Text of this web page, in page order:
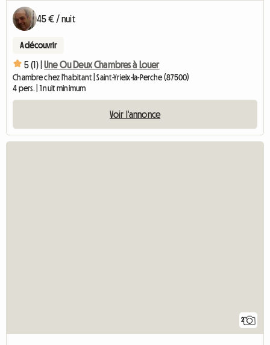
45 € / nuit
A découvrir
5 (1) | Une Ou Deux Chambres à Louer
Chambre chez l'habitant | Saint-Yrieix-la-Perche (87500)
4 pers. | 1 nuit minimum
Voir l'annonce
2